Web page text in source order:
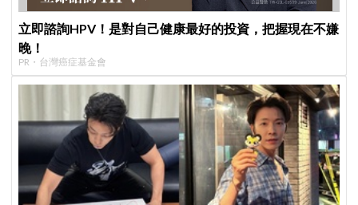
立即諮詢HPV！是對自己健康最好的投資，把握現在不嫌
晚！
PR・台灣癌症基金會